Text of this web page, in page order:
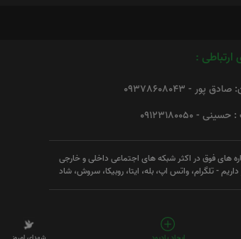
ارتباطی :
پور - 09378608043
- 09123180050
های فوق در اکثر شبکه های اجتماعی داخلی و خارجی
- تلگرام، واتس اپ، بله، ایتا، روبیکا، سروش، شاد